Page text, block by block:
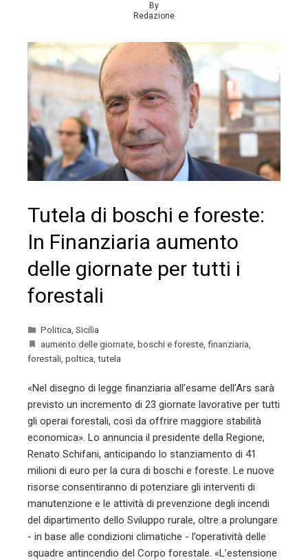
By
Redazione
Tutela di boschi e foreste:
In Finanziaria aumento
delle giornate per tutti i
forestali
Politica Sicilia
aumento delle giornate boschi e foreste finanziaria
forestali poltica tutela
«Nel disegno di legge finanziaria all’esame dell’Ars sarà
previsto un incremento di 23 giornate lavorative per tutti
gli operai forestali, così da offrire maggiore stabilità
economica». Lo annuncia il presidente della Regione,
Renato Schifani, anticipando lo stanziamento di 41
milioni di euro per la cura di boschi e foreste. Le nuove
risorse consentiranno di potenziare gli interventi di
manutenzione e le attività di prevenzione degli incendi
del dipartimento dello Sviluppo rurale, oltre a prolungare
- in base alle condizioni climatiche - l’operatività delle
squadre antincendio del Corpo forestale. «L’estensione